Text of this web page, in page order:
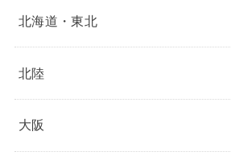
北海道・東北
北陸
大阪